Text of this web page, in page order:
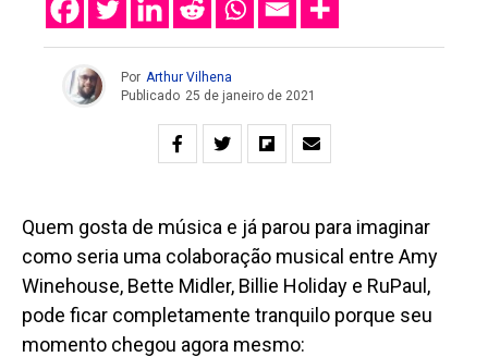
Por Arthur Vilhena
Publicado 25 de janeiro de 2021
Quem gosta de música e já parou para imaginar
como seria uma colaboração musical entre Amy
Winehouse, Bette Midler, Billie Holiday e RuPaul,
pode ficar completamente tranquilo porque seu
momento chegou agora mesmo: